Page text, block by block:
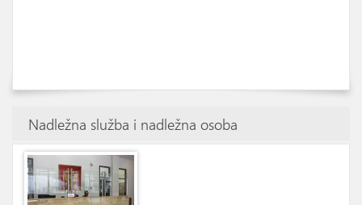
Nadležna služba i nadležna osoba